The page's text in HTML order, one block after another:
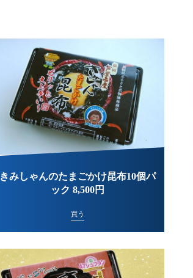
きみしゃんのたまごかけ昆布10個パ
ック 8,500円
買う